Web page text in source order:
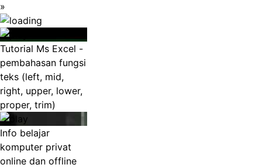
»
Tutorial Ms Excel -
pembahasan fungsi
teks (left, mid,
right, upper, lower,
proper, trim)
Info belajar
komputer privat
online dan offline